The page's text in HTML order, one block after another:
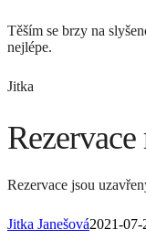
Těším se brzy na
nejlépe.
Jitka
Rezervace
Rezervace jsou
Jitka Janešová2021-